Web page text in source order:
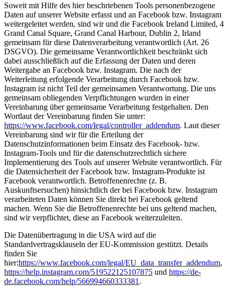
Soweit mit Hilfe des hier beschriebenen Tools personenbezogene
Daten auf unserer Website erfasst und an Facebook bzw. Instagram
weitergeleitet werden, sind wir und die Facebook Ireland Limited, 4
Grand Canal Square, Grand Canal Harbour, Dublin 2, Irland
gemeinsam für diese Datenverarbeitung verantwortlich (Art. 26
DSGVO). Die gemeinsame Verantwortlichkeit beschränkt sich
dabei ausschließlich auf die Erfassung der Daten und deren
Weitergabe an Facebook bzw. Instagram. Die nach der
Weiterleitung erfolgende Verarbeitung durch Facebook bzw.
Instagram ist nicht Teil der gemeinsamen Verantwortung. Die uns
gemeinsam obliegenden Verpflichtungen wurden in einer
Vereinbarung über gemeinsame Verarbeitung festgehalten. Den
Wortlaut der Vereinbarung finden Sie unter:
https://www.facebook.com/legal/controller_addendum. Laut dieser
Vereinbarung sind wir für die Erteilung der
Datenschutzinformationen beim Einsatz des Facebook- bzw.
Instagram-Tools und für die datenschutzrechtlich sichere
Implementierung des Tools auf unserer Website verantwortlich. Für
die Datensicherheit der Facebook bzw. Instagram-Produkte ist
Facebook verantwortlich. Betroffenenrechte (z. B.
Auskunftsersuchen) hinsichtlich der bei Facebook bzw. Instagram
verarbeiteten Daten können Sie direkt bei Facebook geltend
machen. Wenn Sie die Betroffenenrechte bei uns geltend machen,
sind wir verpflichtet, diese an Facebook weiterzuleiten.
Die Datenübertragung in die USA wird auf die
Standardvertragsklauseln der EU-Kommission gestützt. Details
finden Sie
hier:https://www.facebook.com/legal/EU_data_transfer_addendum,
https://help.instagram.com/519522125107875 und https://de-
de.facebook.com/help/566994660333381 .